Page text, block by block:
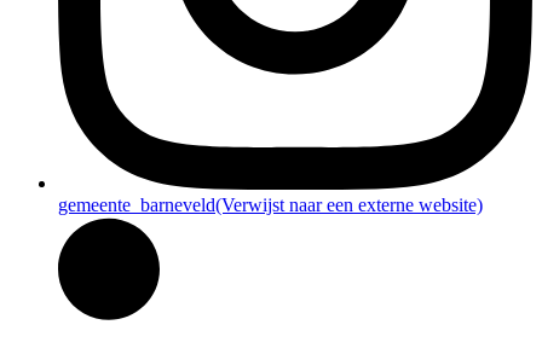
gemeente_barneveld(Verwijst naar een externe website)